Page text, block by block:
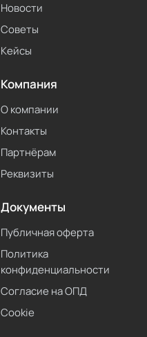
Новости
Советы
Кейсы
Компания
О компании
Контакты
Партнёрам
Реквизиты
Документы
Публичная оферта
Политика
конфиденциальности
Согласие на ОПД
Cookie